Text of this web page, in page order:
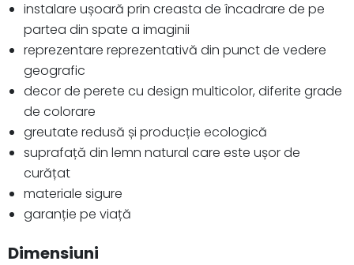
instalare ușoară prin creasta de încadrare de pe
partea din spate a imaginii
reprezentare reprezentativă din punct de vedere
geografic
decor de perete cu design multicolor, diferite grade
de colorare
greutate redusă și producție ecologică
suprafață din lemn natural care este ușor de
curățat
materiale sigure
garanție pe viață
Dimensiuni